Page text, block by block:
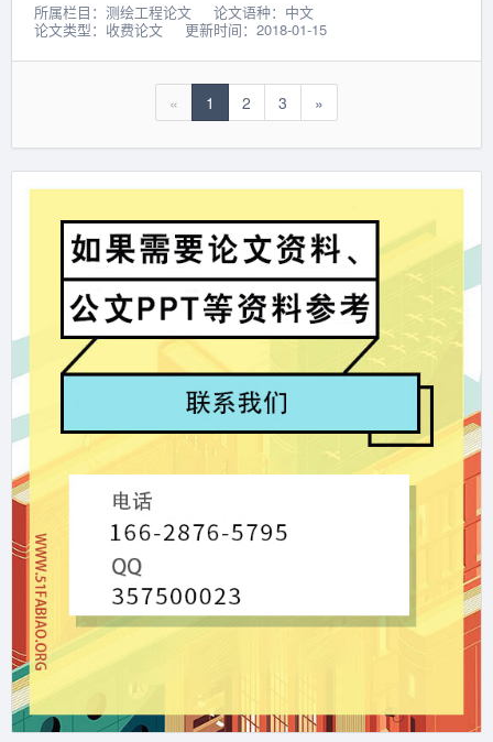
所属栏目：测绘工程论文
论文语种：中文
论文类型：收费论文
更新时间：2018-01-15
« 1 2 3 »